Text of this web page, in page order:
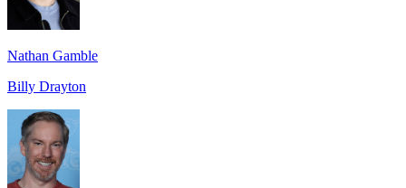
Nathan Gamble
Billy Drayton